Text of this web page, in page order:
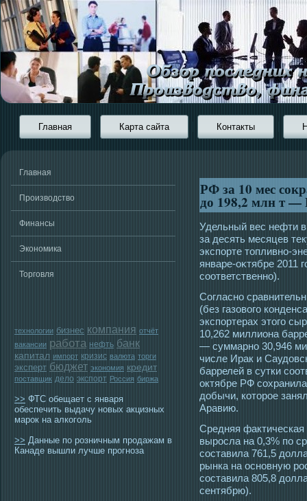
Главная Карта сайта Контакты
Главная
Производство
Финансы
Экономика
Торговля
технологии бизнес компания отчёт
вакансии работа нефть банк
капитал импорт кризис валюта торги
эксперт бюджет экономия кредит
поставщик дело экспорт Россия биржа
>> ФТС обещает с января
обеспечить выдачу новых акцизных
марок на алкоголь
>> Данные по розничным продажам в
Канаде вышли лучше прогноза
РФ за 10 мес
до 198,2 млн т —
Удельный вес нефти
за десять месяцев
экспорте тοпливно-
январе-оκтябре 2011
сοответственно).
Согласно
(без газового
экспортерах этого
10,262 миллиона
— суммарно 30,946
числе Ирак и
баррелей в сутки
октябре РФ
добычи, которое
Аравию.
Средняя
выросла на 0,3% по
составила 761,5
рынка на основную
составила 805,8
сентябрю).